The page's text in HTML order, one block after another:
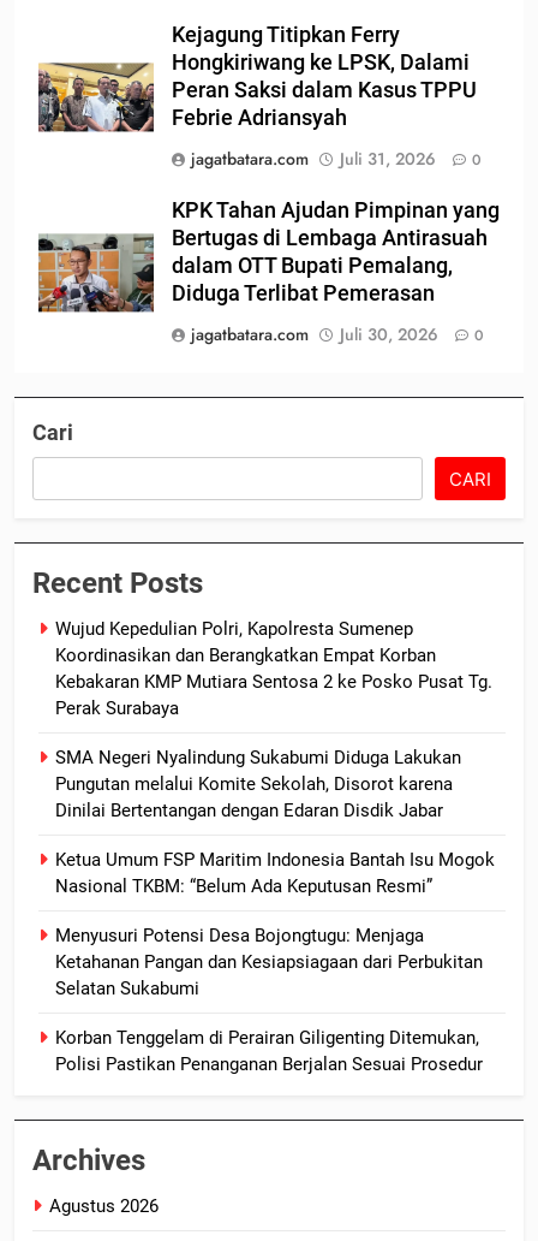
Kejagung Titipkan Ferry
Hongkiriwang ke LPSK, Dalami
Peran Saksi dalam Kasus TPPU
Febrie Adriansyah
jagatbatara.com
Juli 31, 2026 0
KPK Tahan Ajudan Pimpinan yang
Bertugas di Lembaga Antirasuah
dalam OTT Bupati Pemalang,
Diduga Terlibat Pemerasan
jagatbatara.com
Juli 30, 2026 0
Cari
CARI
Recent Posts
Wujud Kepedulian Polri, Kapolresta Sumenep
Koordinasikan dan Berangkatkan Empat Korban
Kebakaran KMP Mutiara Sentosa 2 ke Posko Pusat Tg.
Perak Surabaya
SMA Negeri Nyalindung Sukabumi Diduga Lakukan
Pungutan melalui Komite Sekolah, Disorot karena
Dinilai Bertentangan dengan Edaran Disdik Jabar
Ketua Umum FSP Maritim Indonesia Bantah Isu Mogok
Nasional TKBM: “Belum Ada Keputusan Resmi”
Menyusuri Potensi Desa Bojongtugu: Menjaga
Ketahanan Pangan dan Kesiapsiagaan dari Perbukitan
Selatan Sukabumi
Korban Tenggelam di Perairan Giligenting Ditemukan,
Polisi Pastikan Penanganan Berjalan Sesuai Prosedur
Archives
Agustus 2026